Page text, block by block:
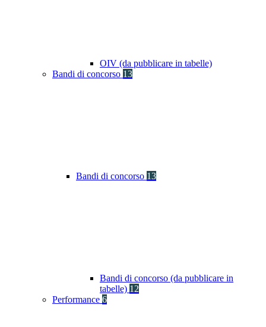
OIV (da pubblicare in tabelle)
Bandi di concorso 13
Bandi di concorso 13
Bandi di concorso (da pubblicare in
tabelle) 12
Performance 6